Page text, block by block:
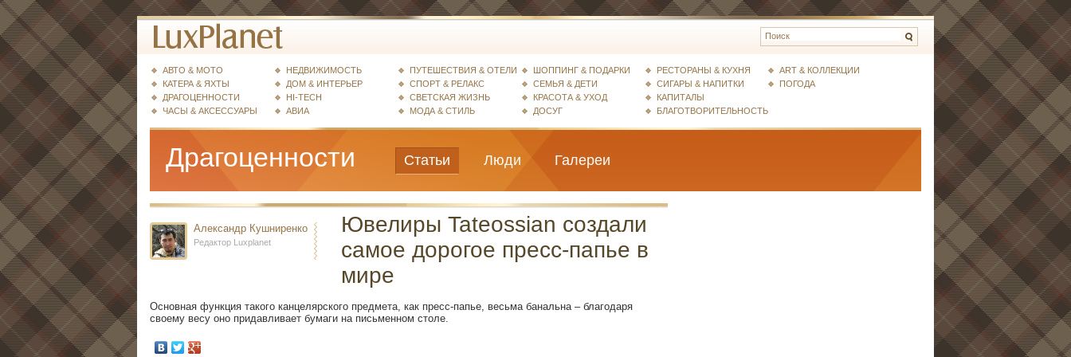
АВТО & МОТО
КАТЕРА & ЯХТЫ
ДРАГОЦЕННОСТИ
ЧАСЫ & АКСЕССУАРЫ
НЕДВИЖИМОСТЬ
ДОМ & ИНТЕРЬЕР
HI-TECH
АВИА
ПУТЕШЕСТВИЯ & ОТЕЛИ
СПОРТ & РЕЛАКС
СВЕТСКАЯ ЖИЗНЬ
МОДА & СТИЛЬ
ШОППИНГ & ПОДАРКИ
СЕМЬЯ & ДЕТИ
КРАСОТА & УХОД
ДОСУГ
РЕСТОРАНЫ & КУХНЯ
СИГАРЫ & НАПИТКИ
КАПИТАЛЫ
БЛАГОТВОРИТЕЛЬНОСТЬ
ART & КОЛЛЕКЦИИ
ПОГОДА
Драгоценности Статьи Люди Галереи
Александр Кушниренко
Редактор Luxplanet
Ювелиры Tateossian создали
самое дорогое пресс-папье в
мире
Основная функция такого канцелярского предмета, как пресс-папье, весьма банальна – благодаря
своему весу оно придавливает бумаги на письменном столе.